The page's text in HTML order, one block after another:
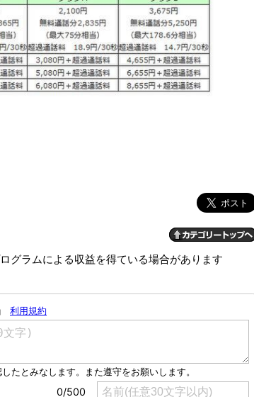
グラムによる収益を得ている場合があります